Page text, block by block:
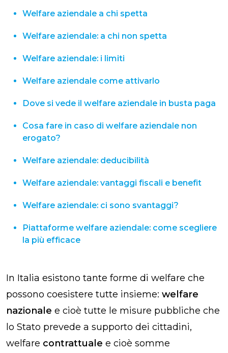
Welfare aziendale a chi spetta
Welfare aziendale: a chi non spetta
Welfare aziendale: i limiti
Welfare aziendale come attivarlo
Dove si vede il welfare aziendale in busta paga
Cosa fare in caso di welfare aziendale non
erogato?
Welfare aziendale: deducibilità
Welfare aziendale: vantaggi fiscali​ e benefit
Welfare aziendale: ci sono svantaggi?
Piattaforme welfare aziendale: come scegliere
la più efficace
In Italia esistono tante forme di welfare che
possono coesistere tutte insieme: welfare
nazionale e cioè tutte le misure pubbliche che
lo Stato prevede a supporto dei cittadini,
welfare contrattuale e cioè somme